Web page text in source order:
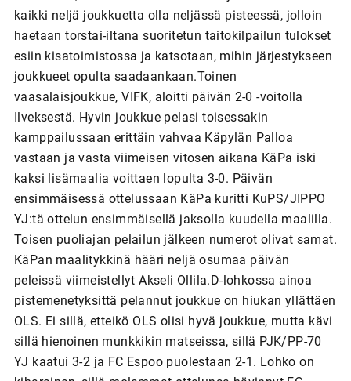
kaikki neljä joukkuetta olla neljässä pisteessä, jolloin
haetaan torstai-iltana suoritetun taitokilpailun tulokset
esiin kisatoimistossa ja katsotaan, mihin järjestykseen
joukkueet opulta saadaankaan.Toinen
vaasalaisjoukkue, VIFK, aloitti päivän 2-0 -voitolla
Ilveksestä. Hyvin joukkue pelasi toisessakin
kamppailussaan erittäin vahvaa Käpylän Palloa
vastaan ja vasta viimeisen vitosen aikana KäPa iski
kaksi lisämaalia voittaen lopulta 3-0. Päivän
ensimmäisessä ottelussaan KäPa kuritti KuPS/JIPPO
YJ:tä ottelun ensimmäisellä jaksolla kuudella maalilla.
Toisen puoliajan pelailun jälkeen numerot olivat samat.
KäPan maalitykkinä hääri neljä osumaa päivän
peleissä viimeistellyt Akseli Ollila.D-lohkossa ainoa
pistemenetyksittä pelannut joukkue on hiukan yllättäen
OLS. Ei sillä, etteikö OLS olisi hyvä joukkue, mutta kävi
sillä hienoinen munkkikin matseissa, sillä PJK/PP-70
YJ kaatui 3-2 ja FC Espoo puolestaan 2-1. Lohko on